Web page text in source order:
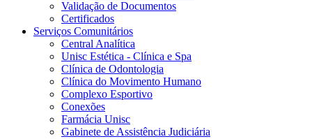
Validação de Documentos
Certificados
Serviços Comunitários
Central Analítica
Unisc Estética - Clínica e Spa
Clínica de Odontologia
Clínica do Movimento Humano
Complexo Esportivo
Conexões
Farmácia Unisc
Gabinete de Assistência Judiciária